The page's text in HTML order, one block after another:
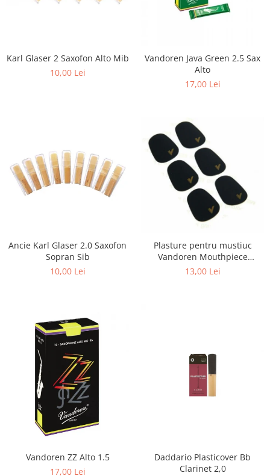
Karl Glaser 2 Saxofon Alto Mib
10,00 Lei
Vandoren Java Green 2.5 Sax
Alto
17,00 Lei
Ancie Karl Glaser 2.0 Saxofon
Sopran Sib
10,00 Lei
Plasture pentru mustiuc
Vandoren Mouthpiece
Cushions 0,80 mm BK
13,00 Lei
Vandoren ZZ Alto 1.5
17,00 Lei
Daddario Plasticover Bb
Clarinet 2,0